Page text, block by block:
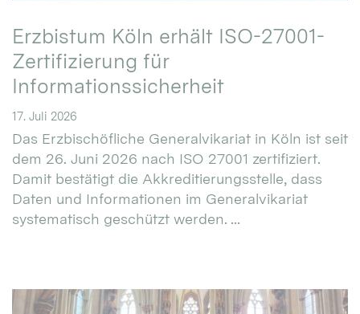
Erzbistum Köln erhält ISO-27001-
Zertifizierung für
Informationssicherheit
17. Juli 2026
Das Erzbischöfliche Generalvikariat in Köln ist seit
dem 26. Juni 2026 nach ISO 27001 zertifiziert.
Damit bestätigt die Akkreditierungsstelle, dass
Daten und Informationen im Generalvikariat
systematisch geschützt werden. ...